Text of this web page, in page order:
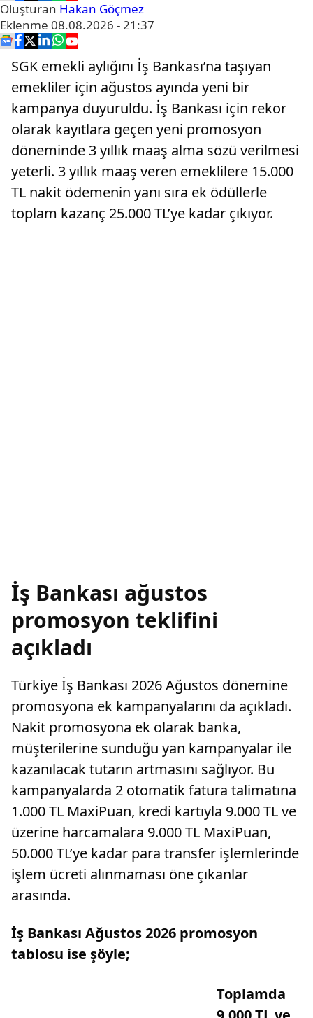
Oluşturan Hakan Göçmez
Eklenme 08.08.2026 - 21:37
SGK emekli aylığını İş Bankası’na taşıyan
emekliler için ağustos ayında yeni bir
kampanya duyuruldu. İş Bankası için rekor
olarak kayıtlara geçen yeni promosyon
döneminde 3 yıllık maaş alma sözü verilmesi
yeterli. 3 yıllık maaş veren emeklilere 15.000
TL nakit ödemenin yanı sıra ek ödüllerle
toplam kazanç 25.000 TL’ye kadar çıkıyor.
İş Bankası ağustos
promosyon teklifini
açıkladı
Türkiye İş Bankası 2026 Ağustos dönemine
promosyona ek kampanyalarını da açıkladı.
Nakit promosyona ek olarak banka,
müşterilerine sunduğu yan kampanyalar ile
kazanılacak tutarın artmasını sağlıyor. Bu
kampanyalarda 2 otomatik fatura talimatına
1.000 TL MaxiPuan, kredi kartıyla 9.000 TL ve
üzerine harcamalara 9.000 TL MaxiPuan,
50.000 TL’ye kadar para transfer işlemlerinde
işlem ücreti alınmaması öne çıkanlar
arasında.
İş Bankası Ağustos 2026 promosyon
tablosu ise şöyle;
Toplamda